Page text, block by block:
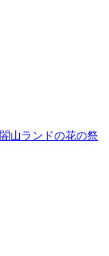
山ランドの花の祭